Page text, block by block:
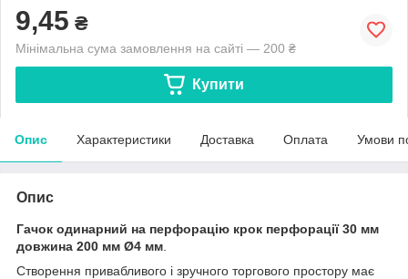
9,45 ₴
Мінімальна сума замовлення на сайті — 200 ₴
Купити
Опис Характеристики Доставка Оплата Умови
Опис
Гачок одинарний на перфорацію крок перфорації 30 мм
довжина 200 мм Ø4 мм
Створення привабливого і зручного торгового простору має